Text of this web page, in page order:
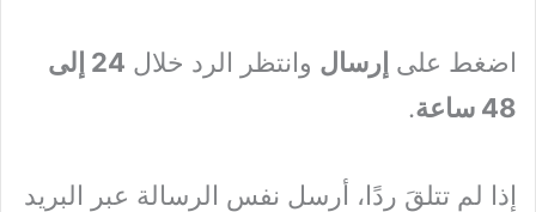
اضغط على إرسال وانتظر الرد خلال
24 إلى
48 ساعة
.
إذا لم تتلقَ ردًا، أرسل نفس الرسالة عبر البريد